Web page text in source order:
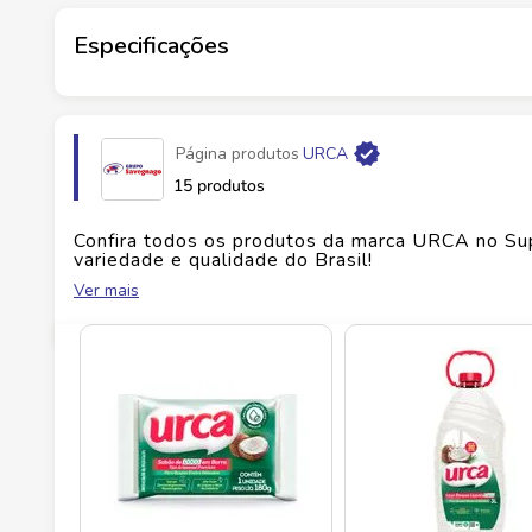
Ficha Técnica
Peso:800 g
Especificações
Fabricante GTEX BRASIL INDUSTRIA E
EAN 7896060401825
Id do produto
Página produtos URCA
15 produtos
Confira todos os produtos da marca URCA no
variedade e qualidade do Brasil!
No Savegnago, você encontra uma ampla
Ver mais